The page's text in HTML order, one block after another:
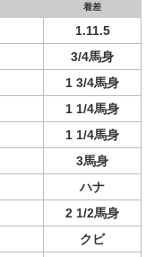
着差
1.11.5
3/4馬身
1 3/4馬身
1 1/4馬身
1 1/4馬身
3馬身
ハナ
2 1/2馬身
クビ